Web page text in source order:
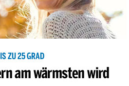
ZU 25 GRAD
am wärmsten wird